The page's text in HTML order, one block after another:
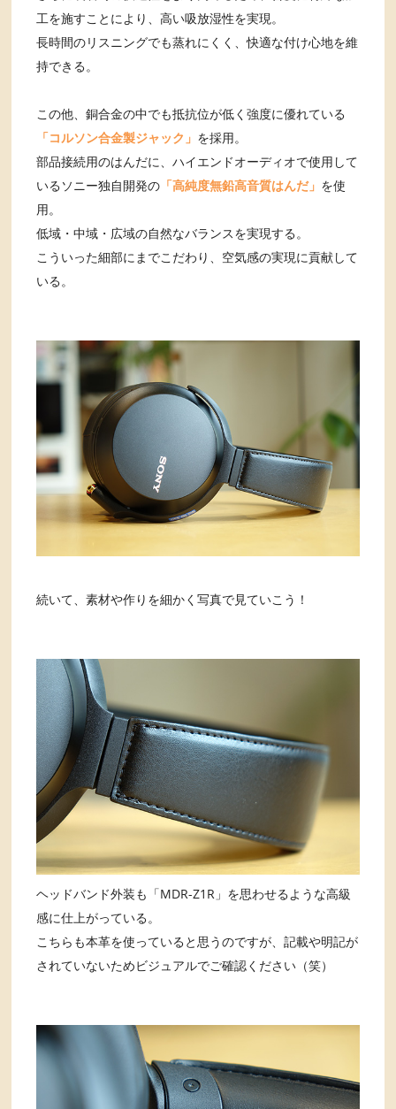
工を施すことにより、高い吸放湿性を実現。
長時間のリスニングでも蒸れにくく、快適な付け心地を維
持できる。
この他、銅合金の中でも抵抗位が低く強度に優れている
「コルソン合金製ジャック」 を採用。
部品接続用のはんだに、ハイエンドオーディオで使用して
いるソニー独自開発の 「高純度無鉛高音質はんだ」 を使
用。
低域・中域・広域の自然なバランスを実現する。
こういった細部にまでこだわり、空気感の実現に貢献して
いる。
続いて、素材や作りを細かく写真で見ていこう！
ヘッドバンド外装も「MDR-Z1R」を思わせるような高級
感に仕上がっている。
こちらも本革を使っていると思うのですが、記載や明記が
されていないためビジュアルでご確認ください（笑）